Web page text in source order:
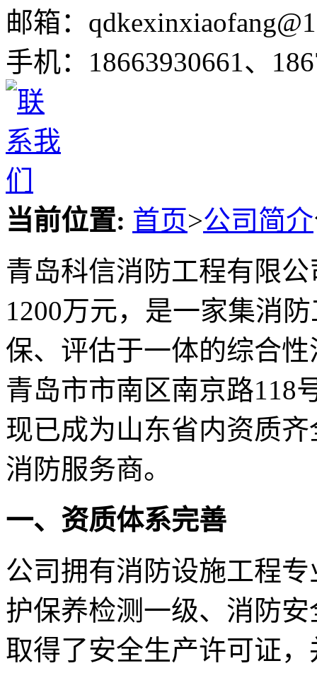
邮箱：
手机：18663930661、
当前位置: 首页>公司简介
青岛科信消防工程有限
1200万元，是一家集消
保、评估于一体的综合
青岛市市南区南京路118
现已成为山东省内资质
消防服务商。
一、资质体系完善
公司拥有消防设施工程
护保养检测一级、消防
取得了安全生产许可证